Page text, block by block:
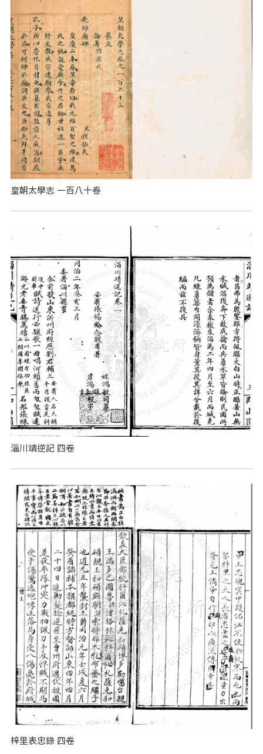
皇朝太學志 一百八十卷
淄川靖逆記 四卷
梓里表忠錄 四卷